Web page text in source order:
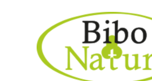
Zum Hauptinhalt springen